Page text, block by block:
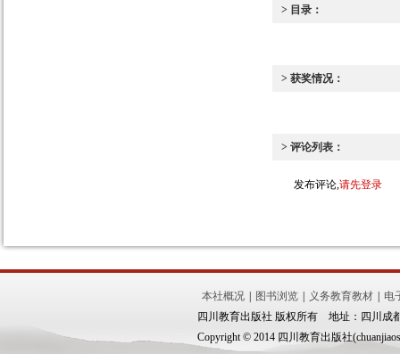
> 目录：
> 获奖情况：
> 评论列表：
发布评论,请先登录
本社概况 图书浏览 义务教育教材
电
四川教育出版社 版权所有 地址：四川成
Copyright © 2014 四川教育出版社